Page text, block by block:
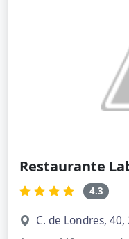
Restaurante
4.3
C. de Londres,